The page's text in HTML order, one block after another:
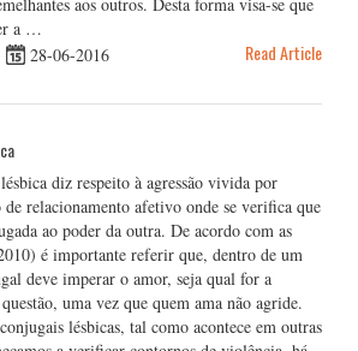
a …
28-06-2016 Read Article
diz respeito à agressão vivida por
de relacionamento afetivo onde se verifica que
ao poder da outra. De acordo com as
é importante referir que, dentro de um
deve imperar o amor, seja qual for a
uma vez que quem ama não agride.
lésbicas, tal como acontece em outras